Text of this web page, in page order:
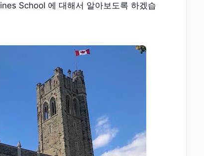
School 에 대해서 알아보도록 하겠습